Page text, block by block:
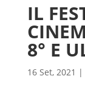
IL
8° E
16 Set, 2021 |